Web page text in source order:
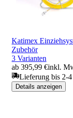
Katimex
Zubehör
3 Varianten
ab 395,99 €inkl.
Lieferung bis 2-
Details anzeigen